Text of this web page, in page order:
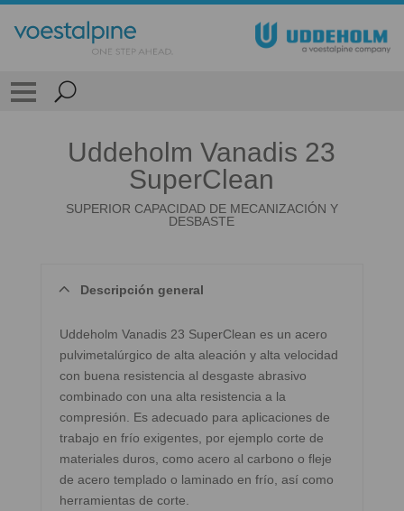
Uddeholm Vanadis 23
SuperClean
SUPERIOR CAPACIDAD DE MECANIZACIÓN Y
DESBASTE
Descripción general
Uddeholm Vanadis 23 SuperClean es un acero
pulvimetalúrgico de alta aleación y alta velocidad
con buena resistencia al desgaste abrasivo
combinado con una alta resistencia a la
compresión. Es adecuado para aplicaciones de
trabajo en frío exigentes, por ejemplo corte de
materiales duros, como acero al carbono o fleje
de acero templado o laminado en frío, así como
herramientas de corte.